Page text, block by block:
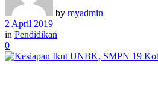
by myadmin
2 April 2019
in Pendidikan
0